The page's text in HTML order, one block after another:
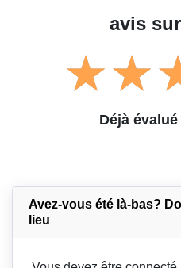
avis
Déjà évalué
Avez-vous été là-bas?
lieu